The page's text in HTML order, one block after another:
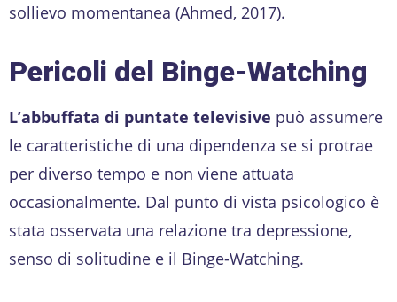
sollievo momentanea (Ahmed, 2017).
Pericoli del Binge-Watching
L’abbuffata di puntate televisive può assumere
le caratteristiche di una dipendenza se si protrae
per diverso tempo e non viene attuata
occasionalmente. Dal punto di vista psicologico è
stata osservata una relazione tra depressione,
senso di solitudine e il Binge-Watching.